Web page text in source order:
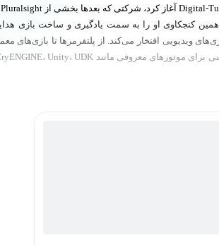
کنجکاوی او را به سمت یادگیری و ساخت بازی هدایت
ویدیویی افتخار می‌کند. از پلتفرمرها تا بازی‌های